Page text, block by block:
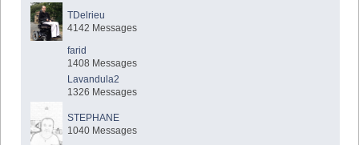
TDelrieu
4142 Messages
farid
1408 Messages
Lavandula2
1326 Messages
STEPHANE
1040 Messages